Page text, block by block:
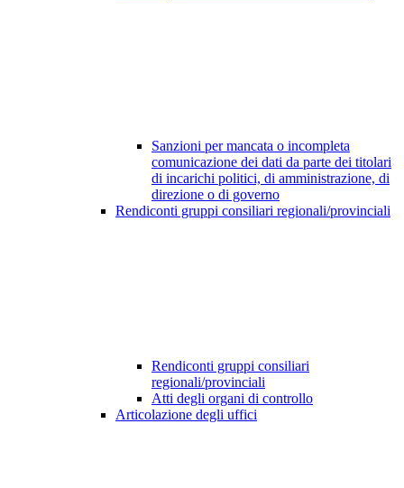
Sanzioni per mancata o incompleta
comunicazione dei dati da parte dei titolari
di incarichi politici, di amministrazione, di
direzione o di governo
Rendiconti gruppi consiliari regionali/provinciali
Rendiconti gruppi consiliari
regionali/provinciali
Atti degli organi di controllo
Articolazione degli uffici